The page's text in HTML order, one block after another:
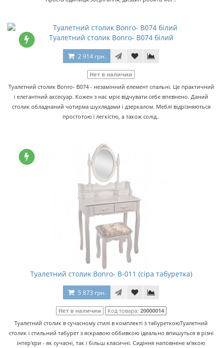
Туалетний столик Bonro- B074 білий
2 914 грн.
Нет в наличии
Туалетний столик Bonro- B074 - незамінний елемент спальні. Це практичний
і елегантний аксесуар. Кожен з нас мріє відчувати себе впевнено. Даний
столик обладнаний чотирма шухлядами і дзеркалом. Меблі відрізняються
простотою і легкістю, а також солід..
Туалетний столик Bonro- В-011 (сіра табуретка)
5 873 грн.
Нет в наличии Код товара: 20000014
Туалетний столик в сучасному стилі в комплекті з табуреткоюТуалетний
столик і стильний табурет з яскравою оббивкою ідеально впишуться в різні
інтер'єри - як сучасні, так і більш класичні. Сидіння наповнене м'якою